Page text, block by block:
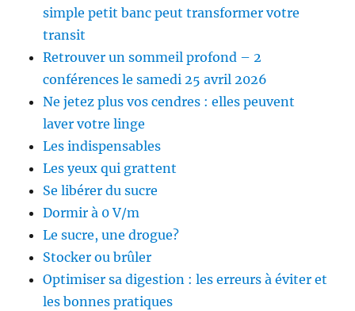
simple petit banc peut transformer votre
transit
Retrouver un sommeil profond – 2
conférences le samedi 25 avril 2026
Ne jetez plus vos cendres : elles peuvent
laver votre linge
Les indispensables
Les yeux qui grattent
Se libérer du sucre
Dormir à 0 V/m
Le sucre, une drogue?
Stocker ou brûler
Optimiser sa digestion : les erreurs à éviter et
les bonnes pratiques